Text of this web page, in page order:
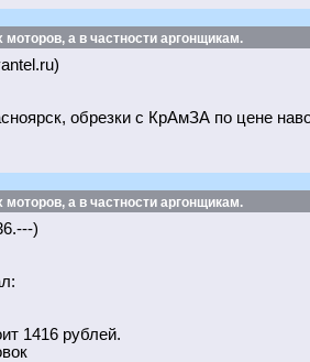
а в частности аргонщикам.
обрезки с КрАмЗА по цене
а в частности аргонщикам.
)
1416 рублей.